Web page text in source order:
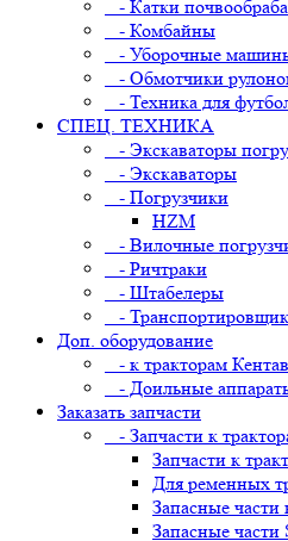
- Катки
- Комбайны
- Уборочные
- Обмотчики
- Техника для
СПЕЦ. ТЕХНИКА
- Экскаваторы
- Экскаваторы
- Погрузчики
HZM
- Вилочные
- Ричтраки
- Штабелеры
-
Доп. оборудование
- к тракторам
- Доильные
Заказать запчасти
- Запчасти к
Запчасти к
Для ременных
Запасные части
Запасные части